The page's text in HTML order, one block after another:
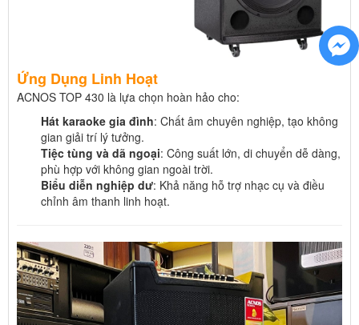
Ứng Dụng Linh Hoạt
ACNOS TOP 430 là lựa chọn hoàn hảo cho:
Hát karaoke gia đình: Chất âm chuyên nghiệp, tạo không
gian giải trí lý tưởng.
Tiệc tùng và dã ngoại: Công suất lớn, di chuyển dễ dàng,
phù hợp với không gian ngoài trời.
Biểu diễn nghiệp dư: Khả năng hỗ trợ nhạc cụ và điều
chỉnh âm thanh linh hoạt.